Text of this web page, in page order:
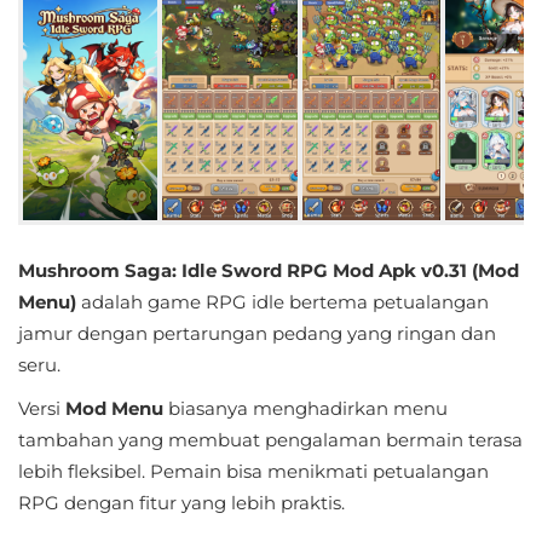
Educational
First
Person
Horror
Music
Racing
Role
Playing
Mushroom Saga: Idle Sword RPG Mod Apk v0.31 (Mod
Menu) adalah game RPG idle bertema petualangan
jamur dengan pertarungan pedang yang ringan dan
seru.
Versi Mod Menu biasanya menghadirkan menu
tambahan yang membuat pengalaman bermain terasa
lebih fleksibel. Pemain bisa menikmati petualangan
RPG dengan fitur yang lebih praktis.